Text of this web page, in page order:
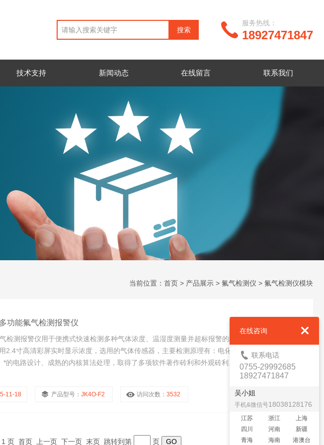
18927471847
服务热线：
技术支持 新闻动态 在线留言 联系我们
当前位置： 首页 > 产品展示 > 氟气检测仪 > 氟气检测仪模块
功能氟气检测报警仪
检测报警仪用于便携式快速检测多种气体浓度、温湿度测量并超标报警的场合。JK4O-F2 多功能
2.4寸高清彩屏实时显示浓度，选用的气体传感器，主要检测原理有：电化学、红外、催化燃烧、
*的电路设计、成熟的内核算法处理，取得了多项软件著作砖利和外观砖利。
11-18 产品型号：JK4O-F2 访问次数：3532
1 页 首页 上一页 下一页 末页 跳转到第 页
在线咨询
联系电话
0755-29992685
18927471847
吴小姐
手机&微信号18038128176
江苏 浙江
上海
四川
河南
新疆
青海
海南 港澳台